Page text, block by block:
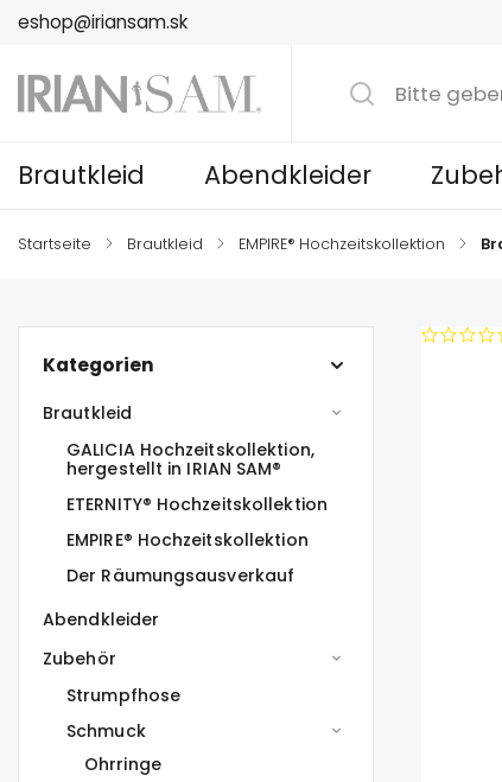
eshop@iriansam.sk
Brautkleid Abendkleider
Startseite / Brautkleid / EMPIRE® Hochzeitskollektion /
Kategorien
Brautkleid
GALICIA Hochzeitskollektion,
hergestellt in IRIAN SAM®
ETERNITY® Hochzeitskollektion
EMPIRE® Hochzeitskollektion
Der Räumungsausverkauf
Abendkleider
Zubehör
Strumpfhose
Schmuck
Ohrringe